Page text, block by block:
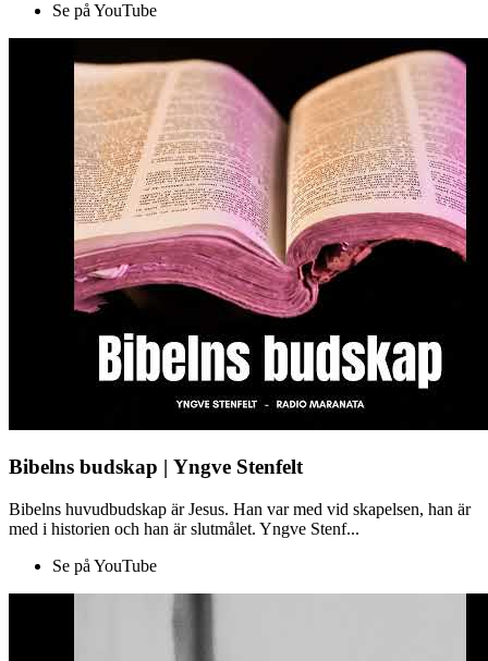
Se på YouTube
Bibelns budskap | Yngve Stenfelt
Bibelns huvudbudskap är Jesus. Han var med vid skapelsen, han är
med i historien och han är slutmålet. Yngve Stenf...
Se på YouTube